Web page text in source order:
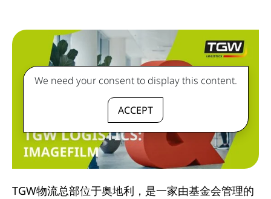
We need your consent to display this content.
ACCEPT
TGW物流总部位于奥地利，是一家由基金会管理的